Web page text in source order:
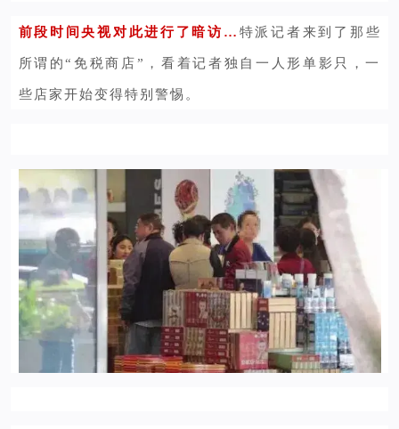
前段时间央视对此进行了暗访… 特派记者来到了那些
所谓的“免税商店”，看着记者独自一人形单影只，一
些店家开始变得特别警惕。